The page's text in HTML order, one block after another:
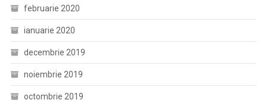
februarie 2020
ianuarie 2020
decembrie 2019
noiembrie 2019
octombrie 2019